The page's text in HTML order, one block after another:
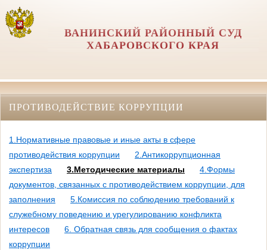
ВАНИНСКИЙ РАЙОННЫЙ СУД
ХАБАРОВСКОГО КРАЯ
ПРОТИВОДЕЙСТВИЕ КОРРУПЦИИ
1.Нормативные правовые и иные акты в сфере
противодействия коррупции
2.Антикоррупционная
экспертиза
3.Методические материалы
4.Формы
документов, связанных с противодействием коррупции, для
заполнения
5.Комиссия по соблюдению требований к
служебному поведению и урегулированию конфликта
интересов
6. Обратная связь для сообщения о фактах
коррупции